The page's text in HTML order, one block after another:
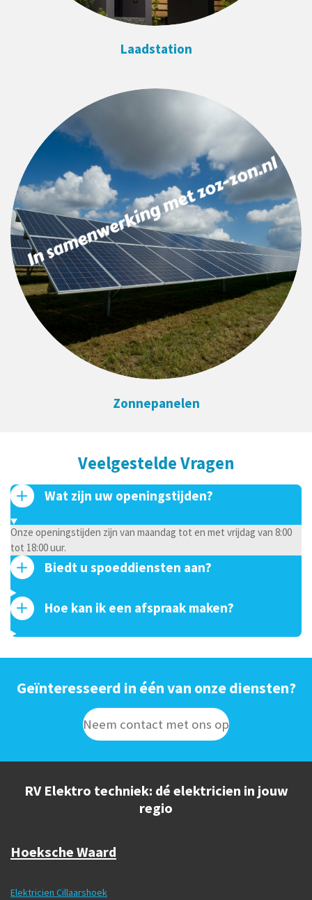
Laadstation
Zonnepanelen
Veelgestelde Vragen
Wat zijn uw openingstijden?
Onze openingstijden zijn van maandag tot en met vrijdag van 8:00
tot 18:00 uur.
Biedt u spoeddiensten aan?
Hoe kan ik een afspraak maken?
Geïnteresseerd in één van onze diensten?
Neem contact met ons op
RV Elektro techniek: dé elektricien in jouw
regio
Hoeksche Waard
Elektricien Cillaarshoek